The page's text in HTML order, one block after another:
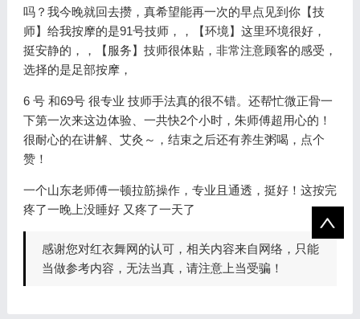
吗？我今晚就回去攒，真希望能再一次的早点见到你【技
师】给我按摩的是91号技师，，【环境】这里环境很好，
挺安静的，，【服务】技师很体贴，非常注意顾客的感受，
选择的是足部按摩，
6 号 和69号 很专业 技师手法真的很不错。还帮忙微正骨一
下第一次来这边体验、一共快2个小时，朱师傅超用心的！
很耐心的在讲解、艾灸～，结束之后还有养生粥喝，点个
赞！
一个山东老师傅一顿拉筋操作，专业且通透，挺好！这按完
疼了一晚上没睡好 又疼了一天了
感谢您对红衣舞网的认可，相关内容来自网络，只能
当做参考内容，无法当真，请注意上当受骗！